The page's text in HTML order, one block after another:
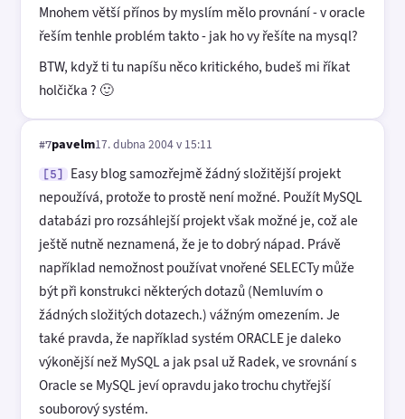
Mnohem větší přínos by myslím mělo provnání - v oracle
řeším tenhle problém takto - jak ho vy řešíte na mysql?
BTW, když ti tu napíšu něco kritického, budeš mi říkat
holčička ? 🙂
#7pavelm17. dubna 2004 v 15:11
[5]
Easy blog samozřejmě žádný složitější projekt
nepoužívá, protože to prostě není možné. Použít MySQL
databázi pro rozsáhlejší projekt však možné je, což ale
ještě nutně neznamená, že je to dobrý nápad. Právě
například nemožnost používat vnořené SELECTy může
být při konstrukci některých dotazů (Nemluvím o
žádných složitých dotazech.) vážným omezením. Je
také pravda, že například systém ORACLE je daleko
výkonější než MySQL a jak psal už Radek, ve srovnání s
Oracle se MySQL jeví opravdu jako trochu chytřejší
souborový systém.